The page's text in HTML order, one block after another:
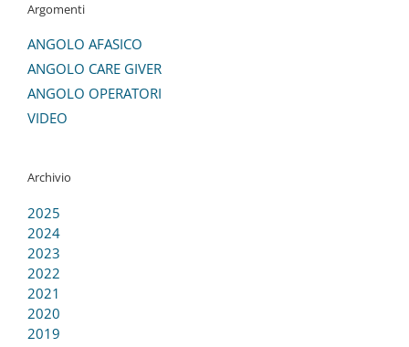
Argomenti
ANGOLO AFASICO
ANGOLO CARE GIVER
ANGOLO OPERATORI
VIDEO
Archivio
2025
2024
2023
2022
2021
2020
2019